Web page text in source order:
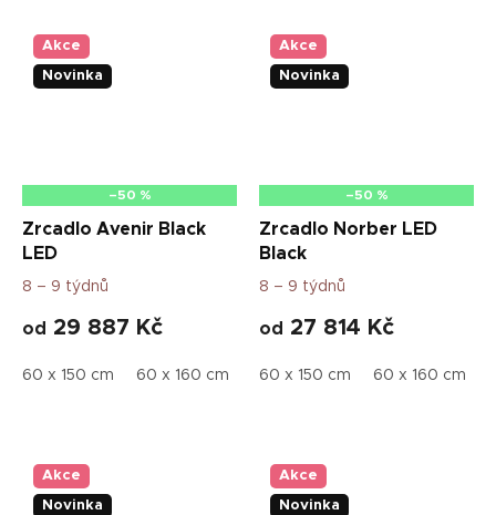
Akce
Novinka
–50 %
Zrcadlo Avenir Black
LED
8 – 9 týdnů
od 29 887 Kč
60 x 150 cm 60 x 160 cm 70 x 180 cm 70 x 160 cm
Akce
Novinka
–50 %
Zrcadlo Norber LED
Black
8 – 9 týdnů
od 27 814 Kč
60 x 150 cm 60 x 160 cm
Akce
Novinka
Akce
Novinka